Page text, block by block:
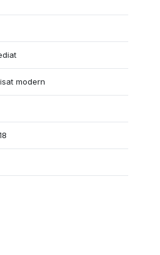
modern